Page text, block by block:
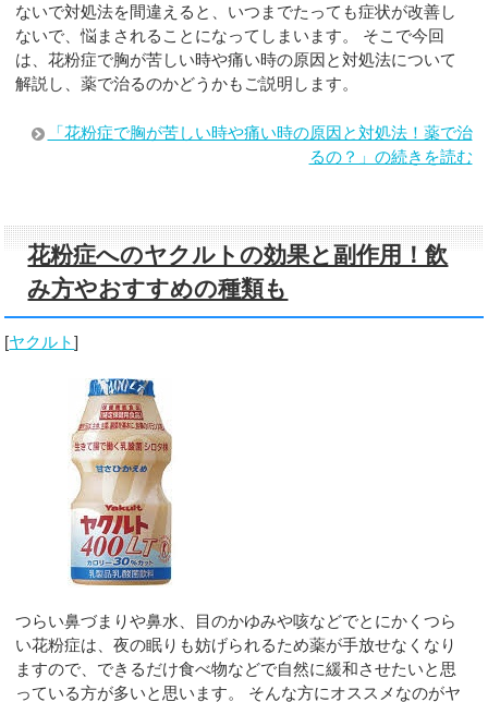
ないで対処法を間違えると、いつまでたっても症状が改善し
ないで、悩まされることになってしまいます。 そこで今回
は、花粉症で胸が苦しい時や痛い時の原因と対処法について
解説し、薬で治るのかどうかもご説明します。
「花粉症で胸が苦しい時や痛い時の原因と対処法！薬で治
るの？」の続きを読む
花粉症へのヤクルトの効果と副作用！飲
み方やおすすめの種類も
[ヤクルト]
つらい鼻づまりや鼻水、目のかゆみや咳などでとにかくつら
い花粉症は、夜の眠りも妨げられるため薬が手放せなくなり
ますので、できるだけ食べ物などで自然に緩和させたいと思
っている方が多いと思います。 そんな方にオススメなのがヤ